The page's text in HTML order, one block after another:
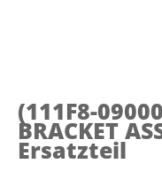
(111F8-
BRACKET
Ersatzteil